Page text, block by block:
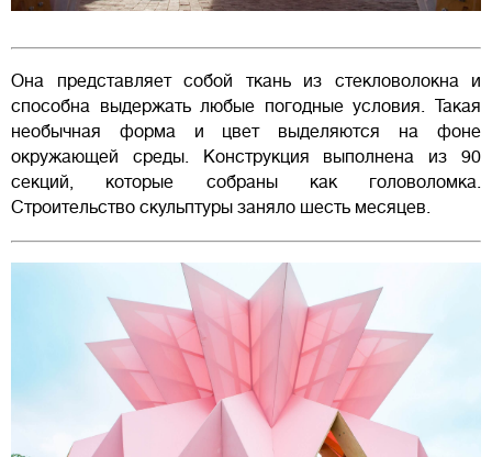
Она представляет собой ткань из стекловолокна и
способна выдержать любые погодные условия. Такая
необычная форма и цвет выделяются на фоне
окружающей среды. Конструкция выполнена из 90
секций, которые собраны как головоломка.
Строительство скульптуры заняло шесть месяцев.